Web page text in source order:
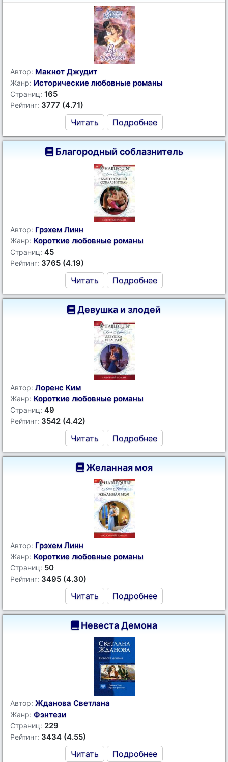
Автор: Макнот Джудит
Жанр: Исторические любовные романы
Страниц: 165
Рейтинг: 3777 (4.71)
Читать Подробнее
Благородный соблазнитель
Автор: Грэхем Линн
Жанр: Короткие любовные романы
Страниц: 45
Рейтинг: 3765 (4.19)
Читать Подробнее
Девушка и злодей
Автор: Лоренс Ким
Жанр: Короткие любовные романы
Страниц: 49
Рейтинг: 3542 (4.42)
Читать Подробнее
Желанная моя
Автор: Грэхем Линн
Жанр: Короткие любовные романы
Страниц: 50
Рейтинг: 3495 (4.30)
Читать Подробнее
Невеста Демона
Автор: Жданова Светлана
Жанр: Фэнтези
Страниц: 229
Рейтинг: 3434 (4.55)
Читать Подробнее